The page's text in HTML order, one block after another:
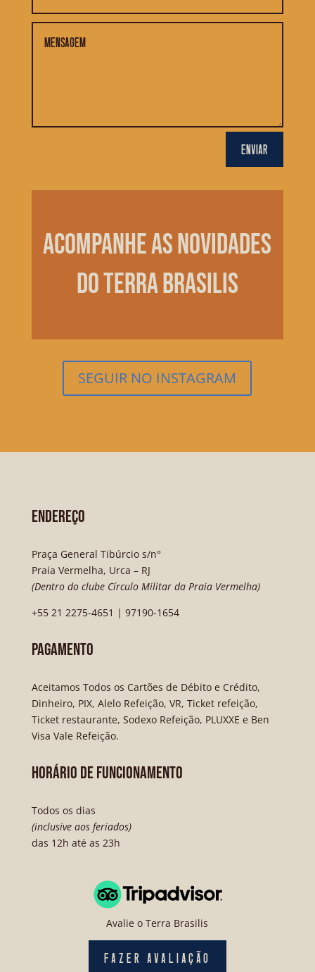
ENVIAR
ACOMPANHE AS NOVIDADES
DO TERRA BRASILIS
SEGUIR NO INSTAGRAM
ENDEREÇO
Praça General Tibúrcio s/n°
Praia Vermelha, Urca – RJ
(Dentro do clube Círculo Militar da Praia Vermelha)
+55 21 2275-4651 | 97190-1654
PAGAMENTO
Aceitamos Todos os Cartões de Débito e Crédito,
Dinheiro, PIX, Alelo Refeição, VR, Ticket refeição,
Ticket restaurante, Sodexo Refeição, PLUXXE e Ben
Visa Vale Refeição.
HORÁRIO DE FUNCIONAMENTO
Todos os dias
(inclusive aos feriados)
das 12h até as 23h
Avalie o Terra Brasilis
FAZER AVALIAÇÃO